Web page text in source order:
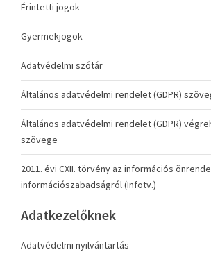
Érintetti jogok
Gyermekjogok
Adatvédelmi szótár
Általános adatvédelmi rendelet (GDPR)
Általános adatvédelmi rendelet (GDPR)
szövege
2011. évi CXII. törvény az információs
információszabadságról (Infotv.)
Adatkezelőknek
Adatvédelmi nyilvántartás